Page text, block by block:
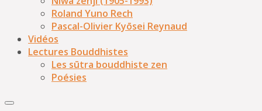
Roland Yuno Rech
Pascal-Olivier Kyōsei Reynaud
Vidéos
Lectures Bouddhistes
Les sūtra bouddhiste zen
Poésies